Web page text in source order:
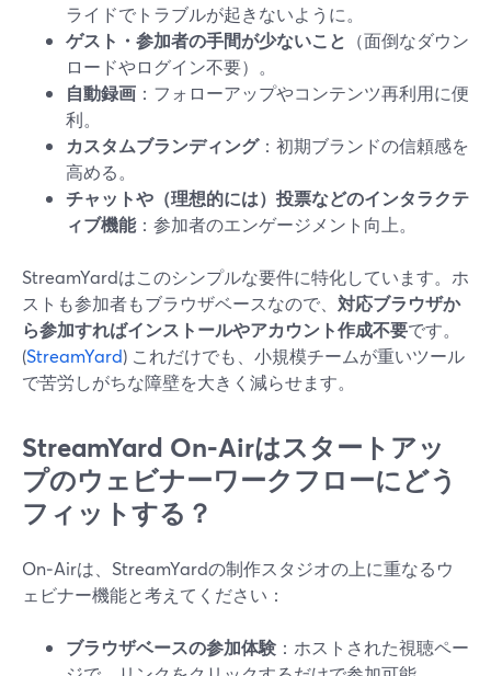
ライドでトラブルが起きないように。
ゲスト・参加者の手間が少ないこと （面倒なダウン
ロードやログイン不要）。
自動録画 ：フォローアップやコンテンツ再利用に便
利。
カスタムブランディング：初期ブランドの信頼感を
高める。
チャットや（理想的には）投票などのインタラクテ
ィブ機能：参加者のエンゲージメント向上。
StreamYardはこのシンプルな要件に特化しています。ホ
ストも参加者もブラウザベースなので、 対応ブラウザか
ら参加すればインストールやアカウント作成不要です。
(StreamYard) これだけでも、小規模チームが重いツール
で苦労しがちな障壁を大きく減らせます。
StreamYard On‑Airはスタートアッ
プのウェビナーワークフローにどう
フィットする？
On‑Airは、StreamYardの制作スタジオの上に重なるウ
ェビナー機能と考えてください：
ブラウザベースの参加体験 ：ホストされた視聴ペー